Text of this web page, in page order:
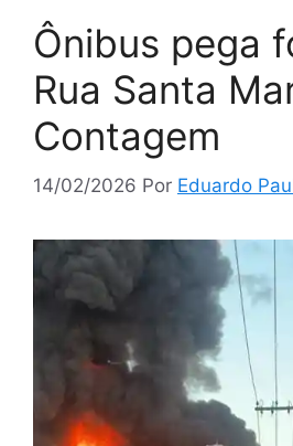
Ônibus pega
Rua Santa
Contagem
14/02/2026 Por Eduardo